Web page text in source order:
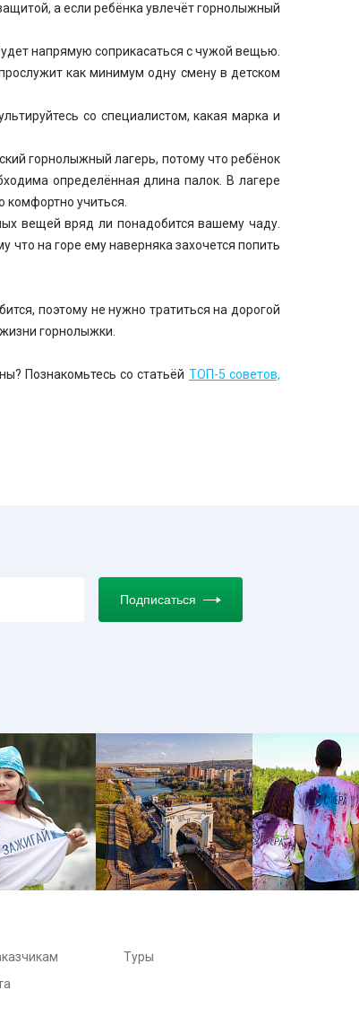
а если ребёнка увлечёт горнолыжный
напрямую соприкасаться с чужой вещью.
как минимум одну смену в детском
со специалистом, какая марка и
горнолыжный лагерь, потому что ребёнок
определённая длина палок. В лагере
комфортно учиться.
вещей вряд ли понадобится вашему чаду.
что на горе ему наверняка захочется попить
поэтому не нужно тратиться на дорогой
горнолыжки.
Познакомьтесь со статьёй ТОП-5 советов,
Подписаться
Туры